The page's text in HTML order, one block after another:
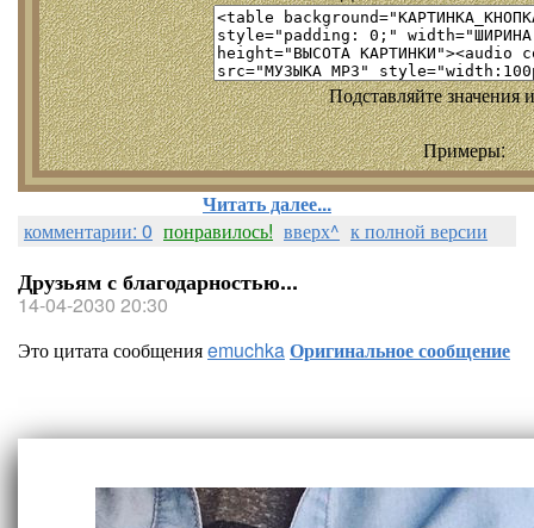
Подставляйте значения
Примеры:
Читать далее...
комментарии: 0 понравилось! вверх^ к полной версии
Друзьям с благодарностью...
14-04-2030 20:30
Это цитата сообщенияemuchkaОригинальное сообщение